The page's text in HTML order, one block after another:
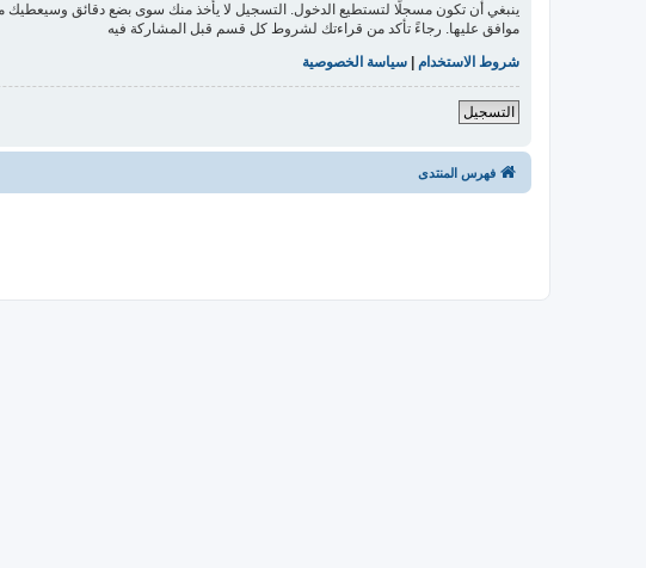
ينبغي أن تكون مسجلًا لتستطيع الدخول. التسجيل لا يأخذ منك سوى بضع دقائق وسيعطيك
موافق عليها. رجاءً تأكد من قراءتك لشروط كل قسم قبل المشاركة فيه
شروط الاستخدام
سياسة الخصوصية
التسجيل
فهرس المنتدى